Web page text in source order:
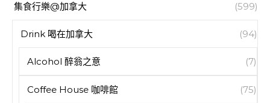
集食行樂@加拿大 (599)
Drink 喝在加拿大 (94)
Alcohol 醉翁之意 (7)
Coffee House 咖啡館 (75)